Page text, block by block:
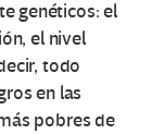
genéticos: el
el nivel
todo
en las
pobres de